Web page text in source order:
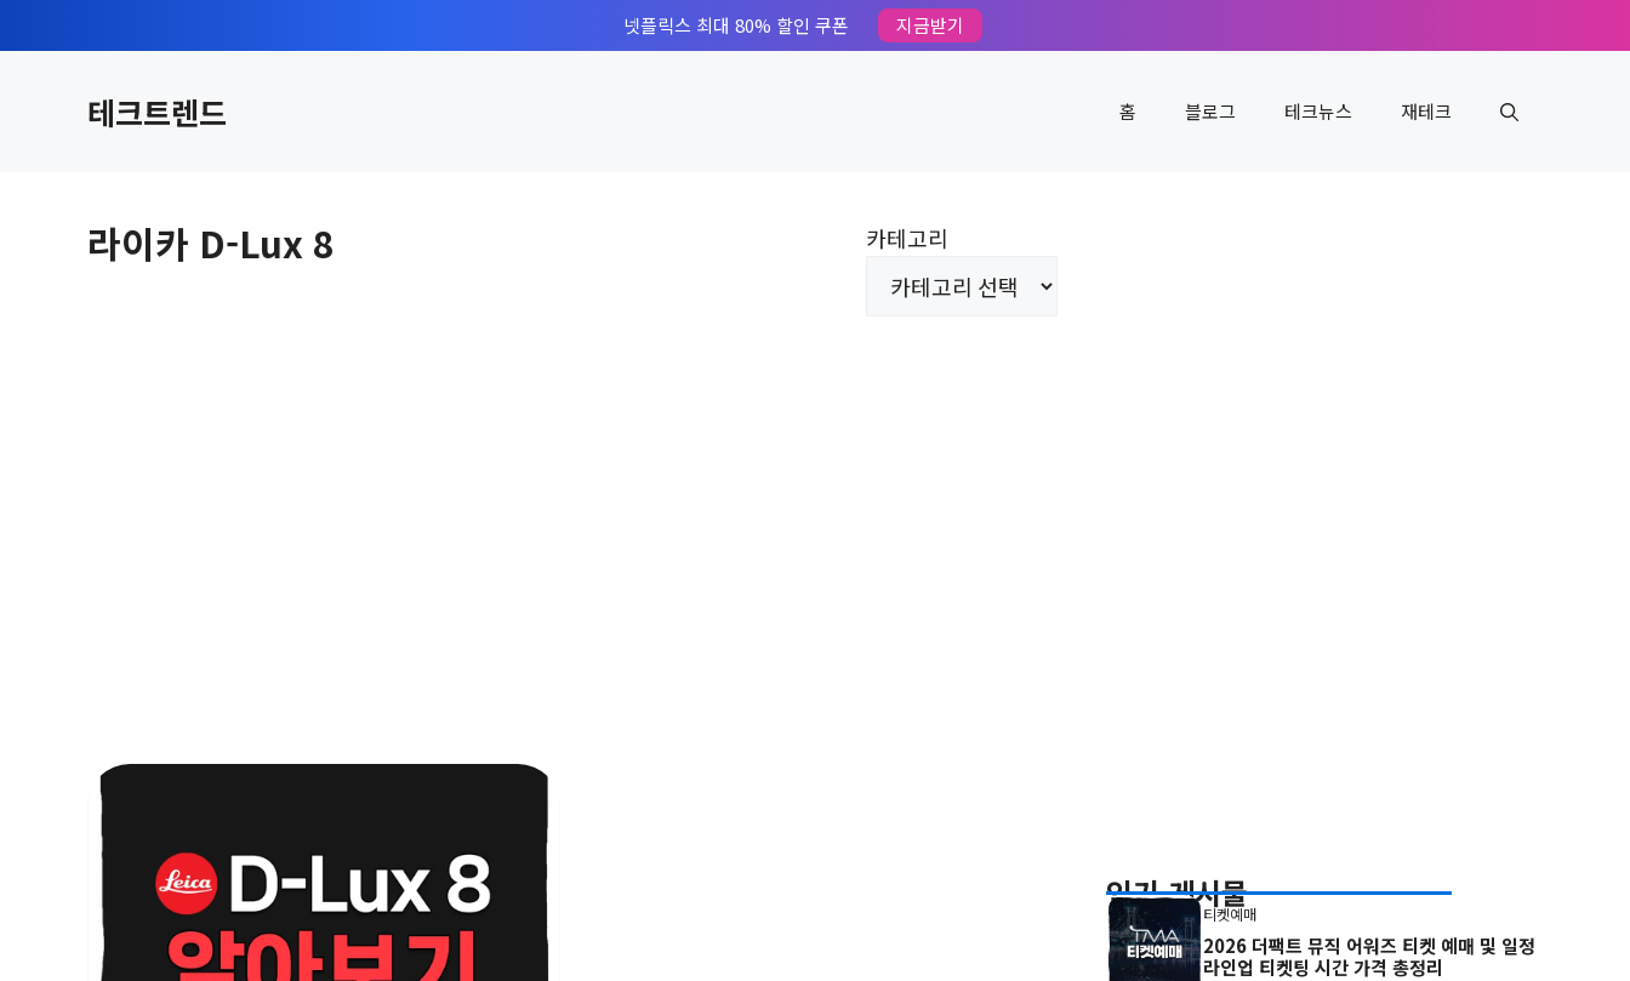
텐
넷플릭스 최대 80% 할인 쿠폰 지금받기
테크트렌드 홈 블로그 테크뉴스 재테크
라이카 D-Lux 8 카테고리
인기 게시물
티켓예매
2026 더팩트 뮤직 어워즈 티켓 예매 및 일정
라인업 티켓팅 시간 가격 총정리